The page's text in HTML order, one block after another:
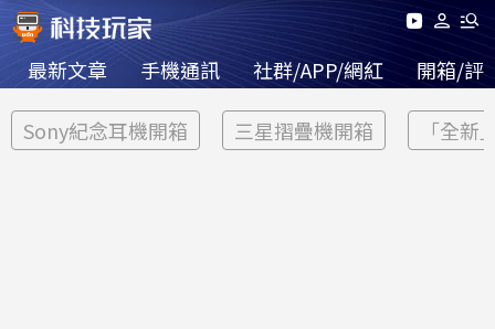
最新文章 手機通訊 社群/APP/網紅 開箱/評
Sony紀念耳機開箱 三星摺疊機開箱 「全新